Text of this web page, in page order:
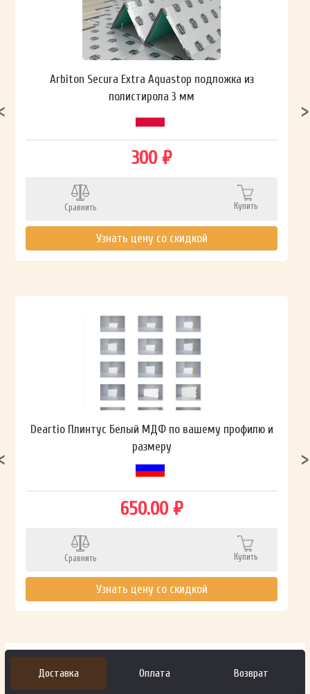
Arbiton Secura Extra Aquastop подложка из
полистирола 3 мм
300 ₽
Сравнить Купить
Узнать цену со скидкой
Deartio Плинтус Белый МДФ по вашему профилю и
размеру
650.00 ₽
Сравнить Купить
Узнать цену со скидкой
Доставка Оплата Возврат